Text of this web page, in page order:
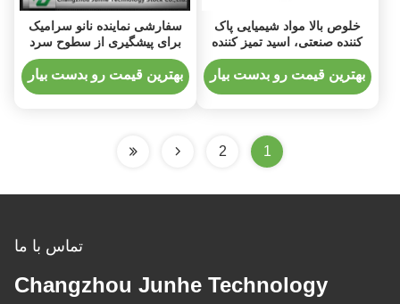
خلوص بالا مواد شیمیایی پاک
کننده صنعتی، اسید تمیز کننده
آلومینیوم
بهترین قیمت رو بدست بیار
سفارشی نماینده نانو سرامیک
برای پیشگیری از سطوح سرد
رول
بهترین قیمت رو بدست بیار
1
2
تماس با ما
Changzhou Junhe Technology